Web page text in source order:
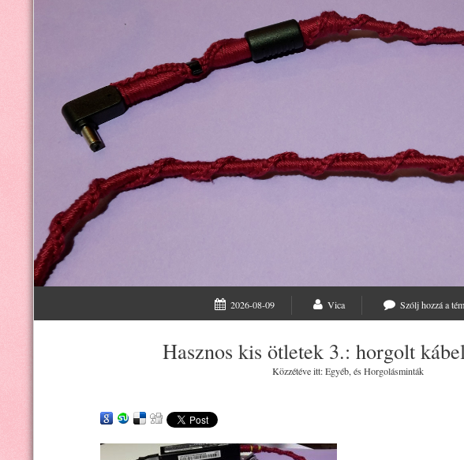
2026-08-09 Vica Szólj hozzá a
Hasznos kis ötletek 3.: horgolt
Közzétéve itt:Egyéb, ésHorgolásminták